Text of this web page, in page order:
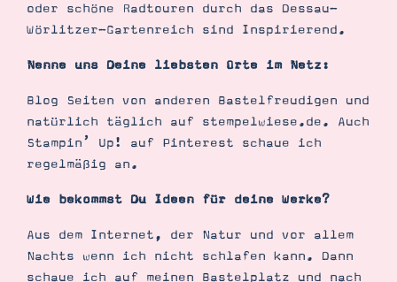
oder schöne Radtouren durch das Dessau-
Wörlitzer-Gartenreich sind Inspirierend.
Nenne uns Deine liebsten Orte im Netz:
Blog Seiten von anderen Bastelfreudigen und
natürlich täglich auf stempelwiese.de. Auch
Stampin’ Up! auf Pinterest schaue ich
regelmäßig an.
Wie bekommst Du Ideen für deine Werke?
Aus dem Internet, der Natur und vor allem
Nachts wenn ich nicht schlafen kann. Dann
schaue ich auf meinen Bastelplatz und nach